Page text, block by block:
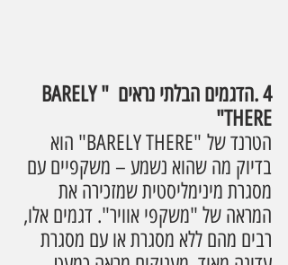
4 .הדגמים הבלתי נראים  "BARELY
THERE"
הטרנד של "BARELY THERE" הוא
בדיוק מה שהוא נשמע – משקפיים עם
מסגרת מינימליסטית שמזכירה את
המראה של "משקפי אוויר". דגמים אלו,
רבים מהם ללא מסגרת או עם מסגרת